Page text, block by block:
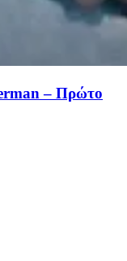
– Πρώτο